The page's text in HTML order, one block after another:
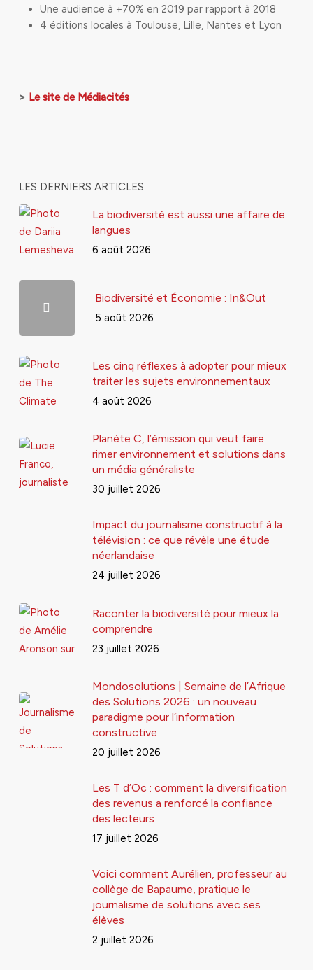
Une audience à +70% en 2019 par rapport à 2018
4 éditions locales à Toulouse, Lille, Nantes et Lyon
> Le site de Médiacités
LES DERNIERS ARTICLES
La biodiversité est aussi une affaire de
langues
6 août 2026
Biodiversité et Économie : In&Out
5 août 2026
Les cinq réflexes à adopter pour mieux
traiter les sujets environnementaux
4 août 2026
Planète C, l’émission qui veut faire
rimer environnement et solutions dans
un média généraliste
30 juillet 2026
Impact du journalisme constructif à la
télévision : ce que révèle une étude
néerlandaise
24 juillet 2026
Raconter la biodiversité pour mieux la
comprendre
23 juillet 2026
Mondosolutions | Semaine de l’Afrique
des Solutions 2026 : un nouveau
paradigme pour l’information
constructive
20 juillet 2026
Les T d’Oc : comment la diversification
des revenus a renforcé la confiance
des lecteurs
17 juillet 2026
Voici comment Aurélien, professeur au
collège de Bapaume, pratique le
journalisme de solutions avec ses
élèves
2 juillet 2026